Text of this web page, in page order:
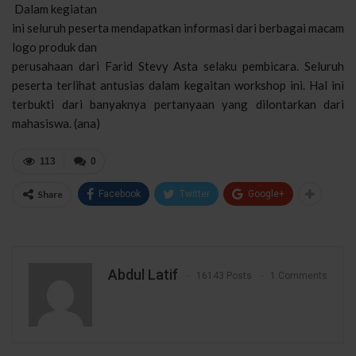
Dalam kegiatan
ini seluruh peserta mendapatkan informasi dari berbagai macam
logo produk dan
perusahaan dari Farid Stevy Asta selaku pembicara. Seluruh
peserta terlihat antusias dalam kegaitan workshop ini. Hal ini
terbukti dari banyaknya pertanyaan yang dilontarkan dari
mahasiswa. (ana)
0
113
Share Facebook Twitter Google+
Abdul Latif 16143 Posts 1 Comments